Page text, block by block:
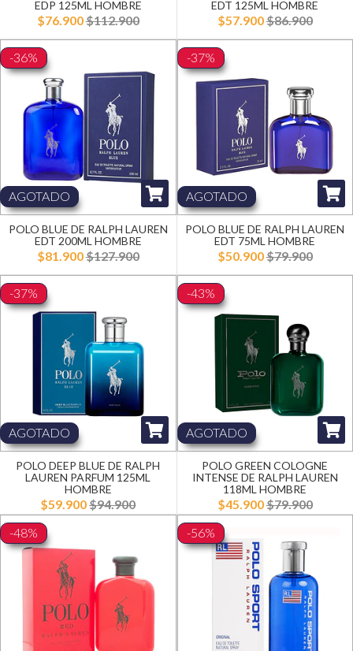
EDP 125ML HOMBRE
$76.900$112.900
EDT 125ML HOMBRE
$57.900$86.900
-36%
AGOTADO
POLO BLUE DE RALPH LAUREN
EDT 200ML HOMBRE
$81.900$127.900
-37%
AGOTADO
POLO BLUE DE RALPH LAUREN
EDT 75ML HOMBRE
$50.900$79.900
-37%
AGOTADO
POLO DEEP BLUE DE RALPH
LAUREN PARFUM 125ML
HOMBRE
$59.900$94.900
-43%
AGOTADO
POLO GREEN COLOGNE
INTENSE DE RALPH LAUREN
118ML HOMBRE
$45.900$79.900
-48%
-56%